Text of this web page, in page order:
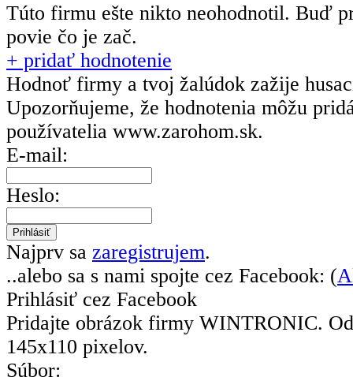
Túto firmu ešte nikto neohodnotil. Buď
povie čo je zač.
+ pridať hodnotenie
Hodnoť firmy a tvoj žalúdok zažije
Upozorňujeme, že hodnotenia môžu
používatelia www.zarohom.sk.
E-mail:
Heslo:
Najprv sa zaregistrujem.
..alebo sa s nami spojte cez Facebook: (
Prihlásiť cez Facebook
Pridajte obrázok firmy WINTRONIC.
145x110 pixelov.
Súbor: